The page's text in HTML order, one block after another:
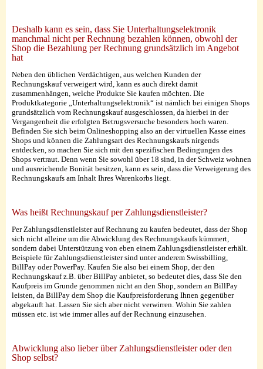
Deshalb kann es sein, dass Sie Unterhaltungselektronik
manchmal nicht per Rechnung bezahlen können, obwohl der
Shop die Bezahlung per Rechnung grundsätzlich im Angebot
hat
Neben den üblichen Verdächtigen, aus welchen Kunden der
Rechnungskauf verweigert wird, kann es auch direkt damit
zusammenhängen, welche Produkte Sie kaufen möchten. Die
Produktkategorie „Unterhaltungselektronik“ ist nämlich bei einigen Shops
grundsätzlich vom Rechnungskauf ausgeschlossen, da hierbei in der
Vergangenheit die erfolgten Betrugsversuche besonders hoch waren.
Befinden Sie sich beim Onlineshopping also an der virtuellen Kasse eines
Shops und können die Zahlungsart des Rechnungskaufs nirgends
entdecken, so machen Sie sich mit den spezifischen Bedingungen des
Shops vertraut. Denn wenn Sie sowohl über 18 sind, in der Schweiz wohnen
und ausreichende Bonität besitzen, kann es sein, dass die Verweigerung des
Rechnungskaufs am Inhalt Ihres Warenkorbs liegt.
Was heißt Rechnungskauf per Zahlungsdienstleister?
Per Zahlungsdienstleister auf Rechnung zu kaufen bedeutet, dass der Shop
sich nicht alleine um die Abwicklung des Rechnungskaufs kümmert,
sondern dabei Unterstützung von eben einem Zahlungsdienstleister erhält.
Beispiele für Zahlungsdienstleister sind unter anderem Swissbilling,
BillPay oder PowerPay. Kaufen Sie also bei einem Shop, der den
Rechnungskauf z.B. über BillPay anbietet, so bedeutet dies, dass Sie den
Kaufpreis im Grunde genommen nicht an den Shop, sondern an BillPay
leisten, da BillPay dem Shop die Kaufpreisforderung Ihnen gegenüber
abgekauft hat. Lassen Sie sich aber nicht verwirren. Wohin Sie zahlen
müssen etc. ist wie immer alles auf der Rechnung einzusehen.
Abwicklung also lieber über Zahlungsdienstleister oder den
Shop selbst?